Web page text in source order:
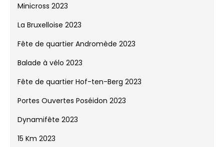
Minicross 2023
La Bruxelloise 2023
Fête de quartier Andromède 2023
Balade à vélo 2023
Fête de quartier Hof-ten-Berg 2023
Portes Ouvertes Poséidon 2023
Dynamifête 2023
15 Km 2023